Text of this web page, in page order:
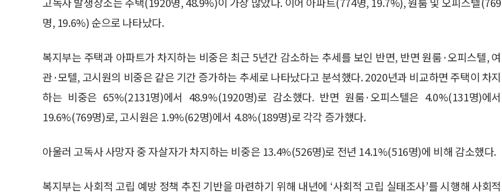
명, 19.6%) 순으로 나타났다.
복지부는 주택과 아파트가 차지하는 비중은 최근 5년간 감소하는 추세를 보인 반면, 반면 원룸·오피스텔, 여
관·모텔, 고시원의 비중은 같은 기간 증가하는 추세로 나타났다고 분석했다. 2020년과 비교하면 주택이 차지
하는 비중은 65%(2131명)에서 48.9%(1920명)로 감소했다. 반면 원룸·오피스텔은 4.0%(131명)에서
19.6%(769명)로, 고시원은 1.9%(62명)에서 4.8%(189명)로 각각 증가했다.
아울러 고독사 사망자 중 자살자가 차지하는 비중은 13.4%(526명)로 전년 14.1%(516명)에 비해 감소했다.
복지부는 사회적 고립 예방 정책 추진 기반을 마련하기 위해 내년에 ‘사회적 고립 실태조사’를 시행해 사회적